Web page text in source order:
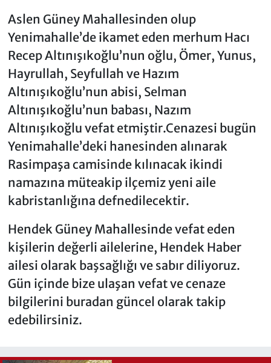
Aslen Güney Mahallesinden olup
Yenimahalle’de ikamet eden merhum Hacı
Recep Altınışıkoğlu’nun oğlu, Ömer, Yunus,
Hayrullah, Seyfullah ve Hazım
Altınışıkoğlu’nun abisi, Selman
Altınışıkoğlu’nun babası, Nazım
Altınışıkoğlu vefat etmiştir.Cenazesi bugün
Yenimahalle’deki hanesinden alınarak
Rasimpaşa camisinde kılınacak ikindi
namazına müteakip ilçemiz yeni aile
kabristanlığına defnedilecektir.
Hendek Güney Mahallesinde vefat eden
kişilerin değerli ailelerine, Hendek Haber
ailesi olarak başsağlığı ve sabır diliyoruz.
Gün içinde bize ulaşan vefat ve cenaze
bilgilerini buradan güncel olarak takip
edebilirsiniz.